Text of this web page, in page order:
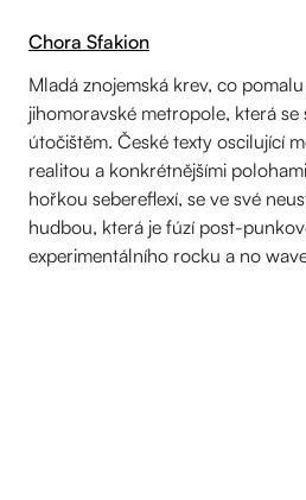
Chora Sfakion
Mladá znojemská krev, co
jihomoravské metropole, která se
útočištěm. České texty oscilující
realitou a konkrétnějšími
hořkou sebereflexí, se ve své
hudbou, která je fúzí post-
experimentálního rocku a no